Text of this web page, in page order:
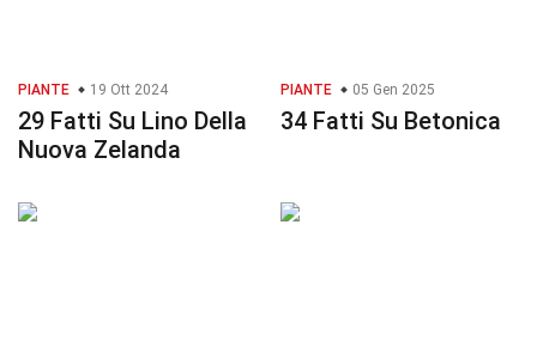
PIANTE 19 Ott 2024
29 Fatti Su Lino Della
Nuova Zelanda
PIANTE 05 Gen 2025
34 Fatti Su Betonica